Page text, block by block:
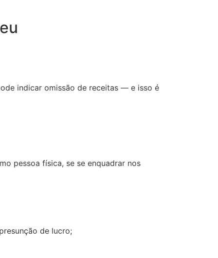
indicar omissão de receitas — e isso é
pessoa física, se se enquadrar nos
de lucro;